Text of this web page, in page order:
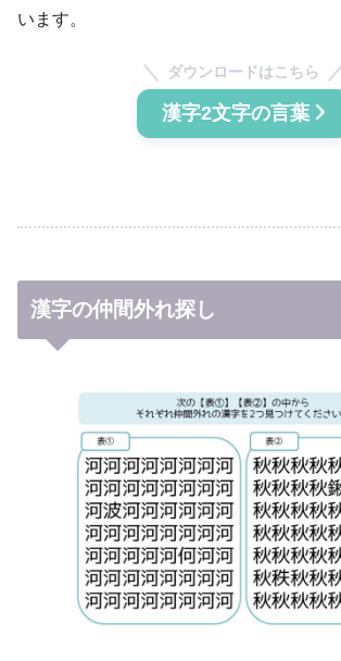
います。
ダウンロードはこちら
漢字2文字の言葉
漢字の仲間外れ探し